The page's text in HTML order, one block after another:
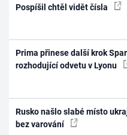
Pospíšil chtěl vidět čísla
Prima přinese další krok
rozhodující odvetu v Lyonu
Rusko našlo slabé místo
bez varování